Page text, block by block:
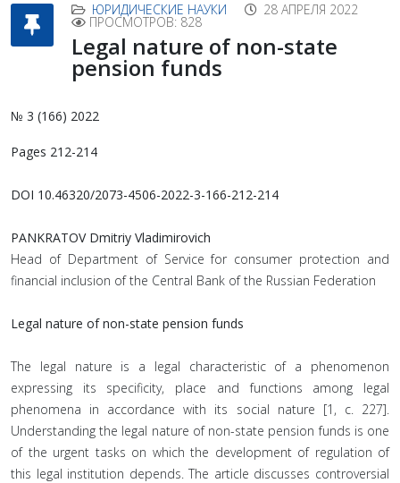
ЮРИДИЧЕСКИЕ НАУКИ 28 АПРЕЛЯ 2022
ПРОСМОТРОВ: 828
Legal nature of non-state
pension funds
№ 3 (166) 2022
Pages 212-214
DOI 10.46320/2073-4506-2022-3-166-212-214
PANKRATOV Dmitriy Vladimirovich
Head of Department of Service for consumer protection and
financial inclusion of the Central Bank of the Russian Federation
Legal nature of non-state pension funds
The legal nature is a legal characteristic of a phenomenon
expressing its specificity, place and functions among legal
phenomena in accordance with its social nature [1, с. 227].
Understanding the legal nature of non-state pension funds is one
of the urgent tasks on which the development of regulation of
this legal institution depends. The article discusses controversial